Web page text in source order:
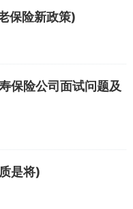
保险新政策)
保险公司面试问题及
是将)